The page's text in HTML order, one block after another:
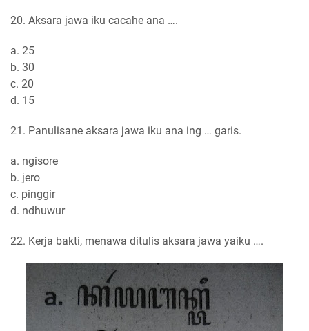
20. Aksara jawa iku cacahe ana ….
a. 25
b. 30
c. 20
d. 15
21. Panulisane aksara jawa iku ana ing … garis.
a. ngisore
b. jero
c. pinggir
d. ndhuwur
22. Kerja bakti, menawa ditulis aksara jawa yaiku ….